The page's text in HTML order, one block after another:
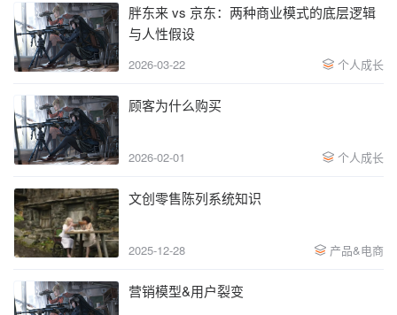
胖东来 vs 京东：两种商业模式的底层逻辑
与人性假设
2026-03-22 个人成长
顾客为什么购买
2026-02-01 个人成长
文创零售陈列系统知识
2025-12-28 产品&电商
营销模型&用户裂变